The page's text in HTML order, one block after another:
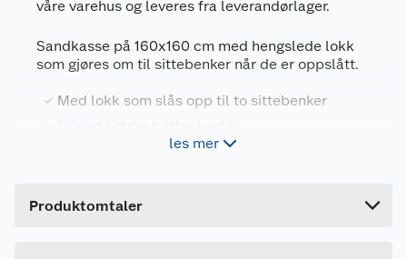
våre varehus og leveres fra leverandørlager.
Sandkasse på 160x160 cm med hengslede lokk
som gjøres om til sittebenker når de er oppslått.
Med lokk som slås opp til to sittebenker
Trykkimpregnert tre for lenger holdbarhet
les mer
Produktomtaler
Generelt
Leverandørens artikkelnummer
103633
Farge
IMPREGNERT
Lengde